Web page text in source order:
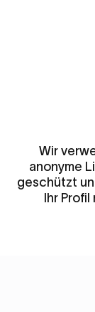
Wir
anonyme
geschützt
Ihr